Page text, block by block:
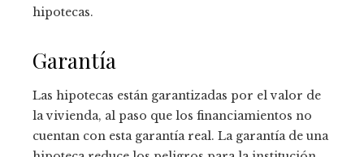
hipotecas.
Garantía
Las hipotecas están garantizadas por el valor de
la vivienda, al paso que los financiamientos no
cuentan con esta garantía real. La garantía de una